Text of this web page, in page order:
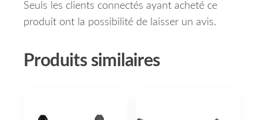
Seuls les clients connectés ayant acheté ce
produit ont la possibilité de laisser un avis.
Produits similaires